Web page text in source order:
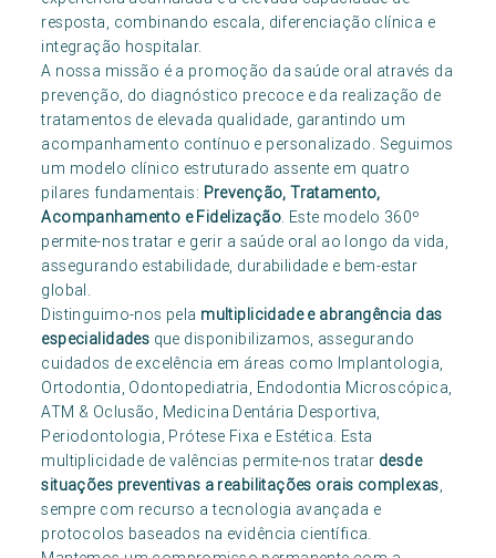
resposta, combinando escala, diferenciação clínica e
integração hospitalar.
A nossa missão é a promoção da saúde oral através da
prevenção, do diagnóstico precoce e da realização de
tratamentos de elevada qualidade, garantindo um
acompanhamento contínuo e personalizado. Seguimos
um modelo clínico estruturado assente em quatro
pilares fundamentais: Prevenção, Tratamento,
Acompanhamento e Fidelização. Este modelo 360º
permite-nos tratar e gerir a saúde oral ao longo da vida,
assegurando estabilidade, durabilidade e bem-estar
global.
Distinguimo-nos pela multiplicidade e abrangência das
especialidades que disponibilizamos, assegurando
cuidados de excelência em áreas como Implantologia,
Ortodontia, Odontopediatria, Endodontia Microscópica,
ATM & Oclusão, Medicina Dentária Desportiva,
Periodontologia, Prótese Fixa e Estética. Esta
multiplicidade de valências permite-nos tratar desde
situações preventivas a reabilitações orais complexas,
sempre com recurso a tecnologia avançada e
protocolos baseados na evidência científica.